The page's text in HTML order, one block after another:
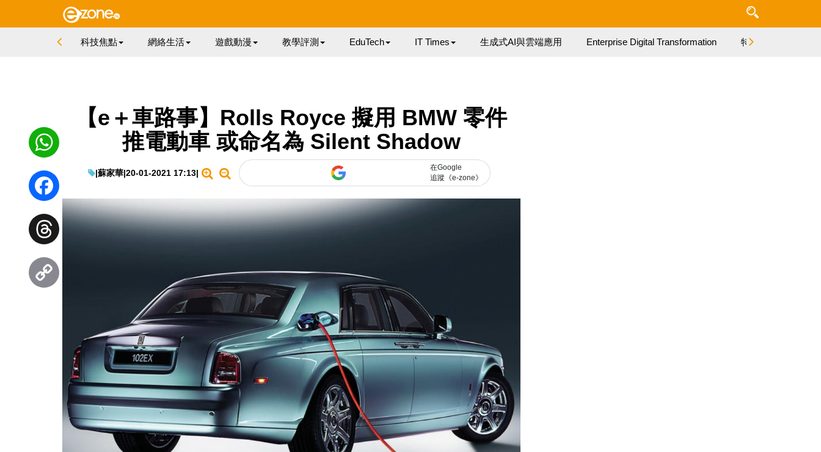
科技焦點 網絡生活 遊戲動漫 教學評測 EduTech IT Times 生成式AI與雲端應用 Enterprise Digital Transformation 特集
【e＋車路事】Rolls Royce 擬用 BMW 零件
推電動車 或命名為 Silent Shadow
|蘇家華|20-01-2021 17:13|
在Google
追蹤《e-zone》
WhatsApp
Facebook
Threads